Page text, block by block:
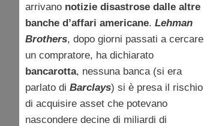
arrivano notizie disastrose dalle altre
banche d’affari americane. Lehman
Brothers, dopo giorni passati a cercare
un compratore, ha dichiarato
bancarotta, nessuna banca (si era
parlato di Barclays) si è presa il rischio
di acquisire asset che potevano
nascondere decine di miliardi di